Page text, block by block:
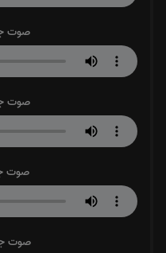
صوت
صوت
صوت
صوت